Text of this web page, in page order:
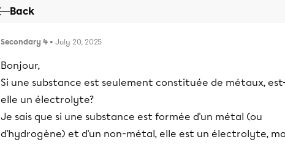
Back
Secondary 4 • July 20, 2025
Bonjour,
Si une substance est seulement constituée de métaux,
elle un électrolyte?
Je sais que si une substance est formée d'un métal (ou
d'hydrogène) et d'un non-métal, elle est un électrolyte,